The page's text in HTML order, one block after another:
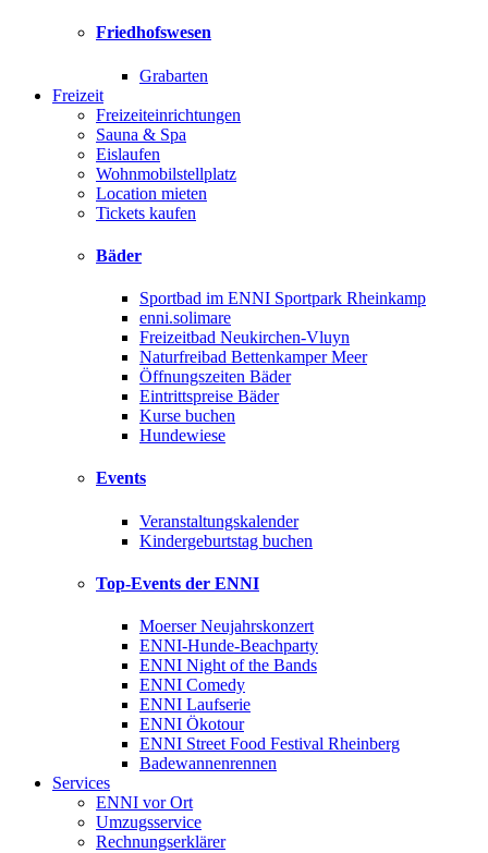
Friedhofswesen
Grabarten
Freizeit
Freizeiteinrichtungen
Sauna & Spa
Eislaufen
Wohnmobilstellplatz
Location mieten
Tickets kaufen
Bäder
Sportbad im ENNI Sportpark Rheinkamp
enni.solimare
Freizeitbad Neukirchen-Vluyn
Naturfreibad Bettenkamper Meer
Öffnungszeiten Bäder
Eintrittspreise Bäder
Kurse buchen
Hundewiese
Events
Veranstaltungskalender
Kindergeburtstag buchen
Top-Events der ENNI
Moerser Neujahrskonzert
ENNI-Hunde-Beachparty
ENNI Night of the Bands
ENNI Comedy
ENNI Laufserie
ENNI Ökotour
ENNI Street Food Festival Rheinberg
Badewannenrennen
Services
ENNI vor Ort
Umzugsservice
Rechnungserklärer